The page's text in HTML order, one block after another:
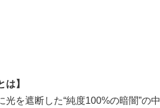
】
を遮断した“純度100%の暗闇”の中